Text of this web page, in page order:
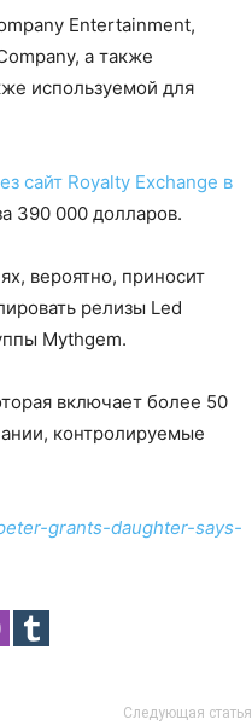
Entertainment,
а также
используемой для
сайт Royalty Exchange в
390 000 долларов.
вероятно, приносит
релизы Led
Mythgem.
включает более 50
контролируемые
grants-daughter-says-
Следующая статья